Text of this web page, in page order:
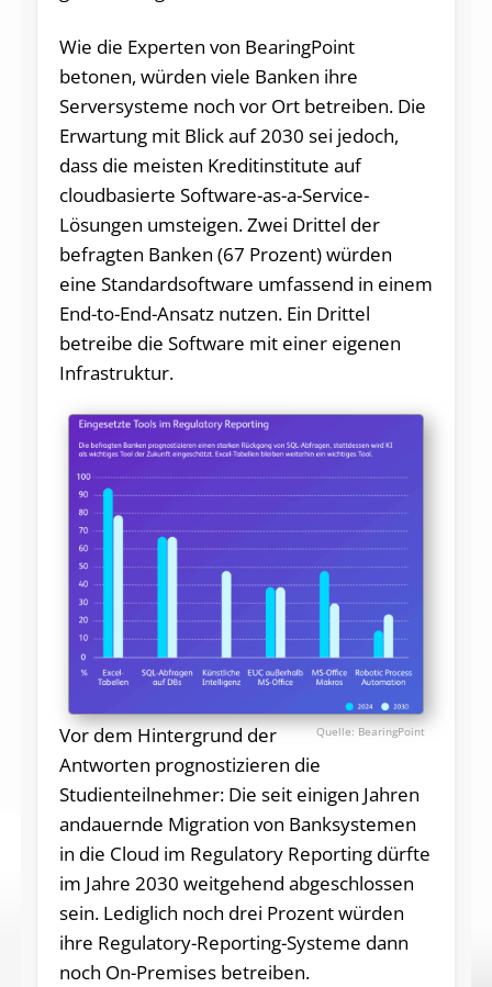
Wie die Experten von BearingPoint
betonen, würden viele Banken ihre
Serversysteme noch vor Ort betreiben. Die
Erwartung mit Blick auf 2030 sei jedoch,
dass die meisten Kreditinstitute auf
cloudbasierte Software-as-a-Service-
Lösungen umsteigen. Zwei Drittel der
befragten Banken (67 Prozent) würden
eine Standardsoftware umfassend in einem
End-to-End-Ansatz nutzen. Ein Drittel
betreibe die Software mit einer eigenen
Infrastruktur.
BearingPoint
Vor dem Hintergrund der
Antworten prognostizieren die
Studienteilnehmer: Die seit einigen Jahren
andauernde Migration von Banksystemen
in die Cloud im Regulatory Reporting dürfte
im Jahre 2030 weitgehend abgeschlossen
sein. Lediglich noch drei Prozent würden
ihre Regulatory-Reporting-Systeme dann
noch On-Premises betreiben.